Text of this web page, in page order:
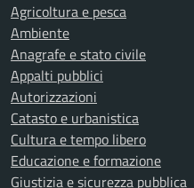
Agricoltura e pesca
Ambiente
Anagrafe e stato civile
Appalti pubblici
Autorizzazioni
Catasto e urbanistica
Cultura e tempo libero
Educazione e formazione
Giustizia e sicurezza pubblica